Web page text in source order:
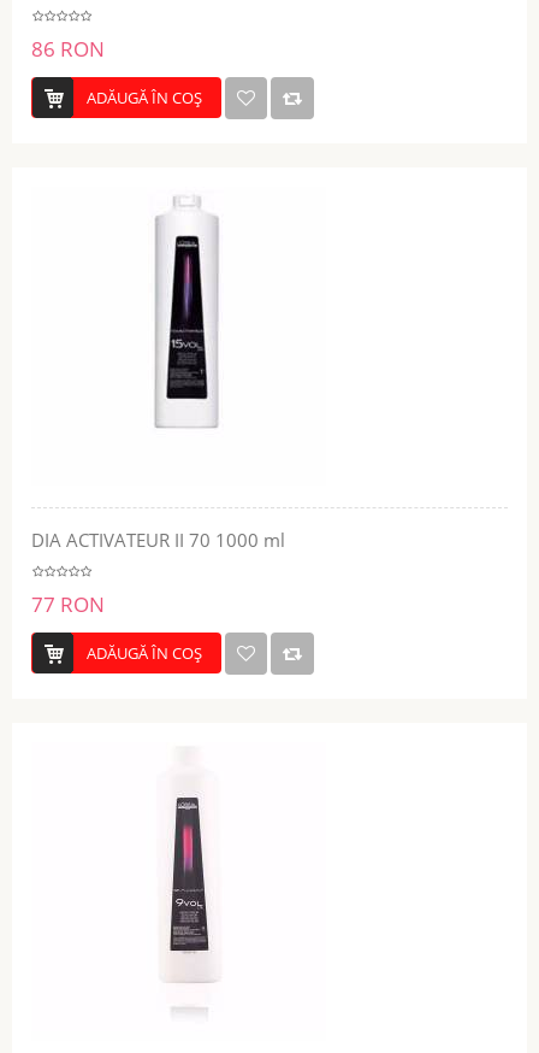
86 RON
ADĂUGĂ ÎN COŞ
DIA ACTIVATEUR II 70 1000 ml
77 RON
ADĂUGĂ ÎN COŞ